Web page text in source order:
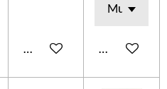
Add to cart Add to cart